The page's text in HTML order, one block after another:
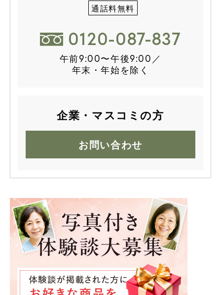
通話料無料
0120-087-837
午前9:00〜午後9:00／
年末・年始を除く
企業・マスコミの方
お問い合わせ